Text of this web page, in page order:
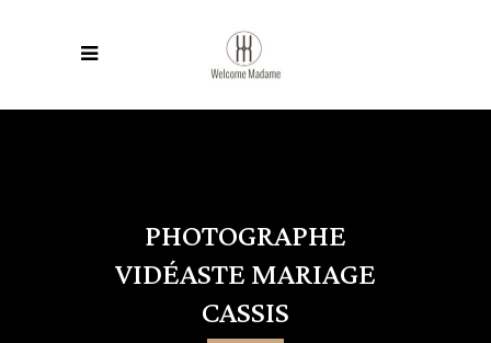
PHOTOGRAPHE
VIDÉASTE MARIAGE
CASSIS